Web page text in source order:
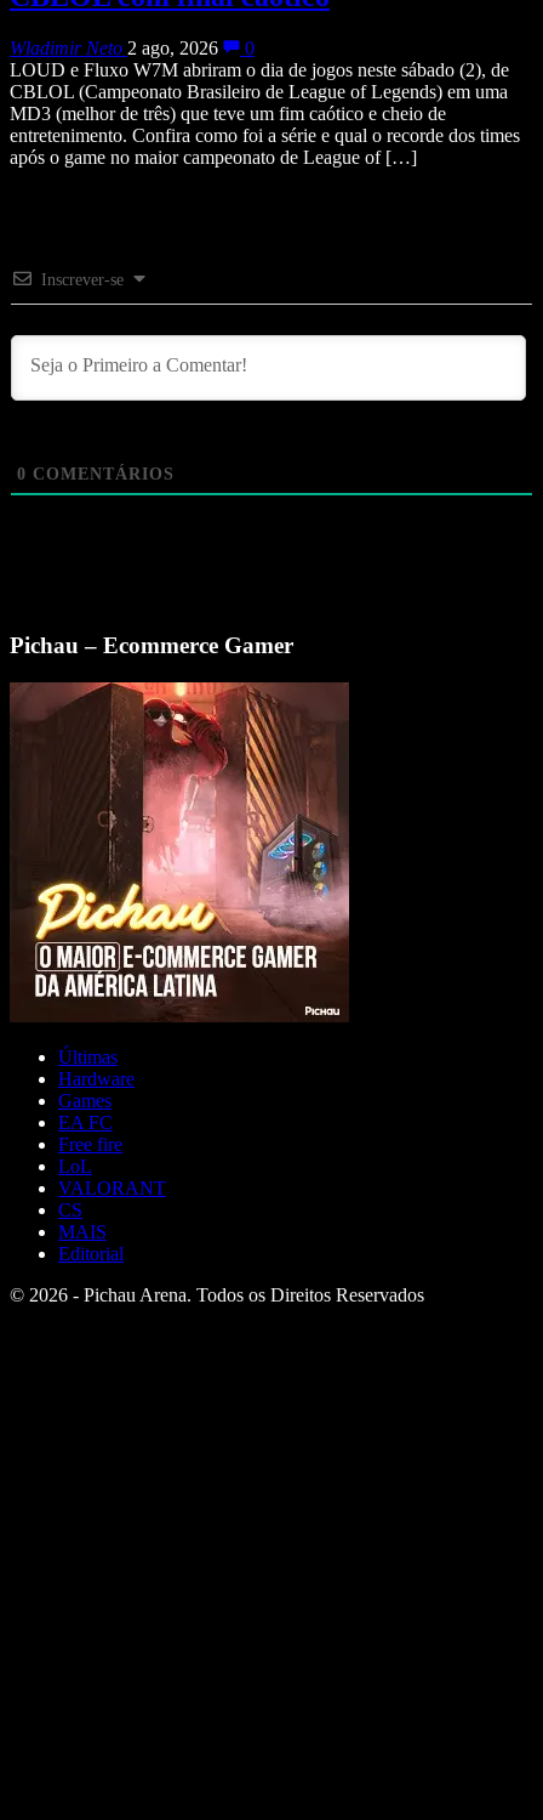
Wladimir Neto 2 ago, 2026
0
LOUD e Fluxo W7M abriram o dia de jogos neste sábado (2), de
CBLOL (Campeonato Brasileiro de League of Legends) em uma
MD3 (melhor de três) que teve um fim caótico e cheio de
entretenimento. Confira como foi a série e qual o recorde dos times
após o game no maior campeonato de League of […]
Inscrever-se
0 COMENTÁRIOS
Pichau – Ecommerce Gamer
Últimas
Hardware
Games
EA FC
Free fire
LoL
VALORANT
CS
MAIS
Editorial
© 2026 - Pichau Arena. Todos os Direitos Reservados